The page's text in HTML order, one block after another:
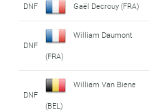
DNF Gaël Decrouy (FRA)
DNF
William Daumont
(FRA)
DNF
William Van Biene
(BEL)